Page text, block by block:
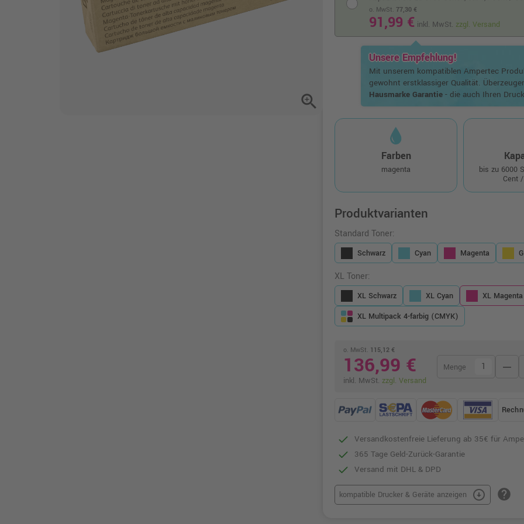
zoom_in
o. MwSt. 77,30 €
91,99 € inkl. MwSt. zzgl. Versand
Unsere Empfehlung!
Mit unserem kompatiblen Ampertec
gewohnt erstklassiger Qualität.
Hausmarke Garantie - die auch Ihren
Farben
magenta bis zu 6000
Cent
Produktvarianten
Standard Toner:
Schwarz Cyan Magenta
XL Toner:
XL Schwarz XL Cyan XL Magenta
XL Multipack 4-farbig (CMYK)
o. MwSt. 115,12 €
136,99 €
inkl. MwSt. zzgl. Versand
Menge remove
Versandkostenfreie Lieferung ab 35€ für
365 Tage Geld-Zurück-Garantie
Versand mit DHL & DPD
kompatible Drucker & Geräte anzeigen arrow_circle_down help